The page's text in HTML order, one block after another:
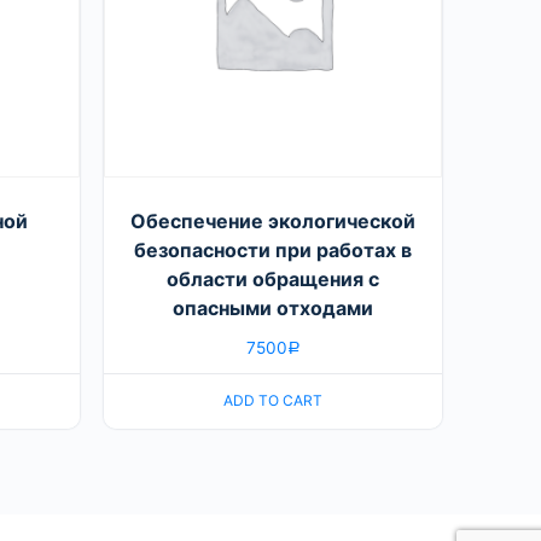
Обеспечение экологической
безопасности при работах в
области обращения с
опасными отходами
7500 Р
ADD TO CART